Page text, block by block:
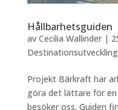
Hållbarhetsguiden
av Cecilia Wallinder|
Destinationsutveckling
Projekt Bärkraft har
göra det lättare för
besöker oss. Guiden